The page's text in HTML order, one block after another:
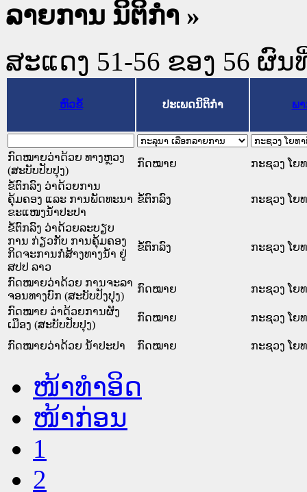
ລາຍການ ນິຕິກໍາ »
ສະແດງ 51-56 ຂອງ 56 ຜົນ
ຫົວຂໍ້ ປະເພດນິຕິກຳ ພ
ກົດໝາຍວ່າດ້ວຍ ທາງຫຼວງ
(ສະບັບປັບປຸງ)
ກົດໝາຍ
ກະຊວງ ໂຍ
ຂໍ້ຕົກລົງ ວ່າດ້ວຍການ
ຄຸ້ມຄອງ ແລະ ການພັດທະນາ
ຂະແໜງນ້ຳປະປາ
ຂໍ້ຕົກລົງ ກະຊວງ ໂຍ
ຂໍ້ຕົກລົງ ວ່າດ້ວຍລະບຽບ
ການ ກ່ຽວກັບ ການຄຸ້ມຄອງ
ກິດຈະການກໍ່ສ້າງທາງນໍ້າ ຢູ່
ສປປ ລາວ
ຂໍ້ຕົກລົງ ກະຊວງ ໂຍ
ກົດໝາຍວ່າດ້ວຍ ການຈະລາ
ຈອນທາງບົກ (ສະບັບປັງປຸງ)
ກົດໝາຍ
ກະຊວງ ໂຍ
ກົດໝາຍ ວ່າດ້ວຍການຜັງ
ເມືອງ (ສະບັບປັບປຸງ)
ກົດໝາຍ ກະຊວງ ໂຍ
ກົດໝາຍວ່າດ້ວຍ ນ້ຳປະປາ ກົດໝາຍ ກະຊວງ ໂຍ
ໜ້າທໍາອິດ
ໜ້າກ່ອນ
1
2